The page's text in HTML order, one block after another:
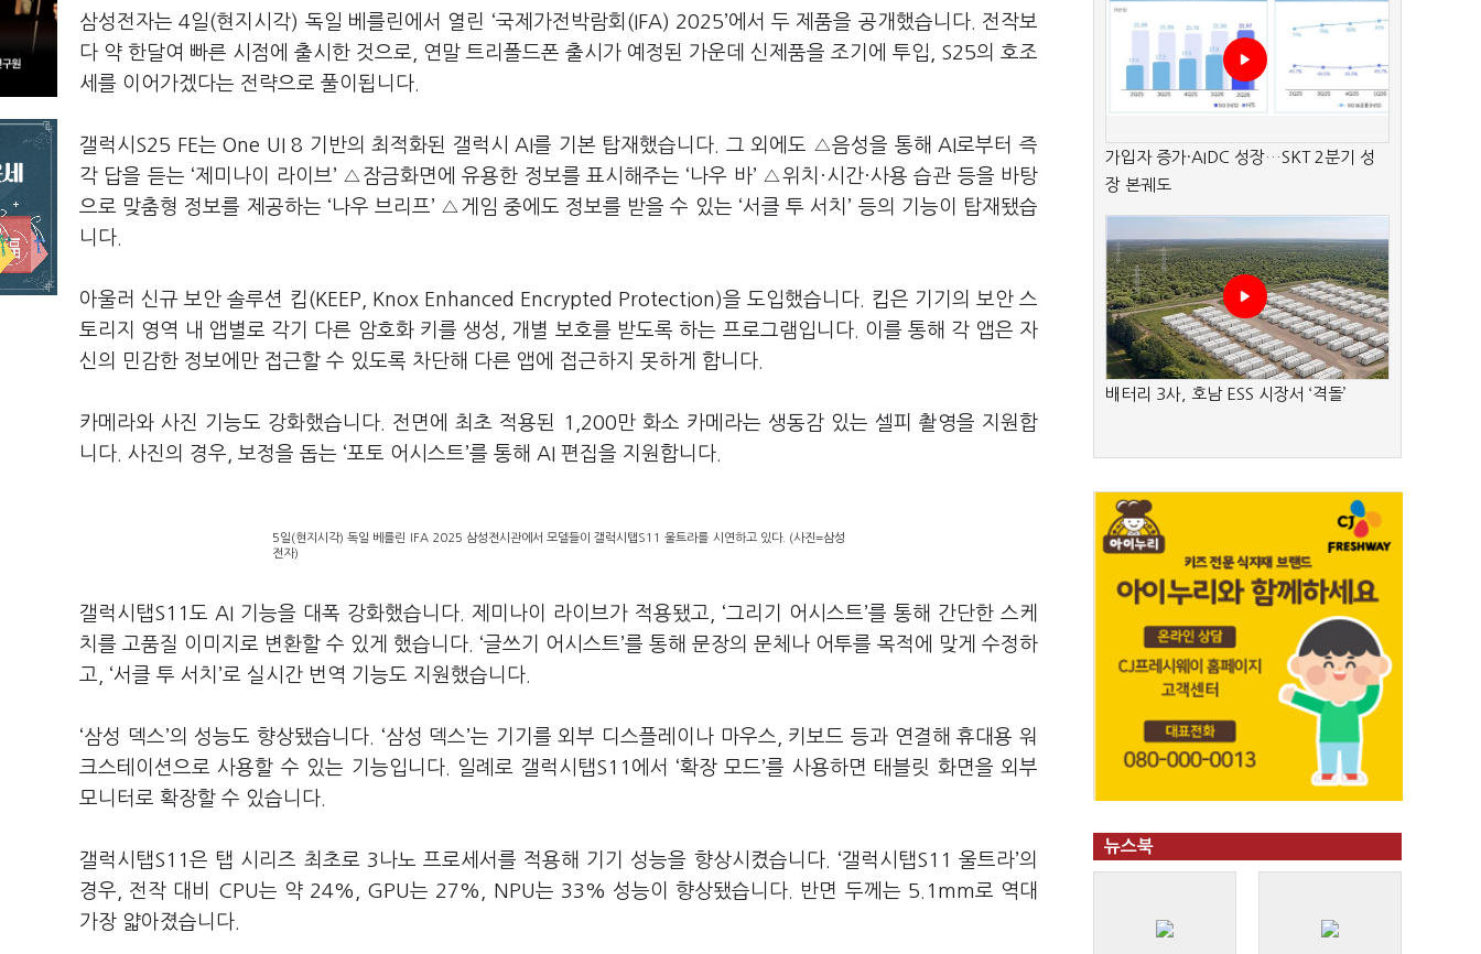
삼성전자는 4일(현지시각) 독일 베를린에서 열린 ‘국제가전박람회(IFA) 2025’에서 두 제품을 공개했습니다. 전작보
다 약 한달여 빠른 시점에 출시한 것으로, 연말 트리폴드폰 출시가 예정된 가운데 신제품을 조기에 투입, S25의 호조
세를 이어가겠다는 전략으로 풀이됩니다.
갤럭시S25 FE는 One UI 8 기반의 최적화된 갤럭시 AI를 기본 탑재했습니다. 그 외에도 △음성을 통해 AI로부터 즉
각 답을 듣는 ‘제미나이 라이브’ △잠금화면에 유용한 정보를 표시해주는 ‘나우 바’ △위치·시간·사용 습관 등을 바탕
으로 맞춤형 정보를 제공하는 ‘나우 브리프’ △게임 중에도 정보를 받을 수 있는 ‘서클 투 서치’ 등의 기능이 탑재됐습
니다.
아울러 신규 보안 솔루션 킵(KEEP, Knox Enhanced Encrypted Protection)을 도입했습니다. 킵은 기기의 보안 스
토리지 영역 내 앱별로 각기 다른 암호화 키를 생성, 개별 보호를 받도록 하는 프로그램입니다. 이를 통해 각 앱은 자
신의 민감한 정보에만 접근할 수 있도록 차단해 다른 앱에 접근하지 못하게 합니다.
카메라와 사진 기능도 강화했습니다. 전면에 최초 적용된 1,200만 화소 카메라는 생동감 있는 셀피 촬영을 지원합
니다. 사진의 경우, 보정을 돕는 ‘포토 어시스트’를 통해 AI 편집을 지원합니다.
5일(현지시각) 독일 베를린 IFA 2025 삼성전시관에서 모델들이 갤럭시탭S11 울트라를 시연하고 있다. (사진=삼성
전자)
갤럭시탭S11도 AI 기능을 대폭 강화했습니다. 제미나이 라이브가 적용됐고, ‘그리기 어시스트’를 통해 간단한 스케
치를 고품질 이미지로 변환할 수 있게 했습니다. ‘글쓰기 어시스트’를 통해 문장의 문체나 어투를 목적에 맞게 수정하
고, ‘서클 투 서치’로 실시간 번역 기능도 지원했습니다.
‘삼성 덱스’의 성능도 향상됐습니다. ‘삼성 덱스’는 기기를 외부 디스플레이나 마우스, 키보드 등과 연결해 휴대용 워
크스테이션으로 사용할 수 있는 기능입니다. 일례로 갤럭시탭S11에서 ‘확장 모드’를 사용하면 태블릿 화면을 외부
모니터로 확장할 수 있습니다.
갤럭시탭S11은 탭 시리즈 최초로 3나노 프로세서를 적용해 기기 성능을 향상시켰습니다. ‘갤럭시탭S11 울트라’의
경우, 전작 대비 CPU는 약 24%, GPU는 27%, NPU는 33% 성능이 향상됐습니다. 반면 두께는 5.1mm로 역대
가장 얇아졌습니다.
가입자 증가·AIDC 성장…SKT 2분기 성
장 본궤도
배터리 3사, 호남 ESS 시장서 ‘격돌’
뉴스북